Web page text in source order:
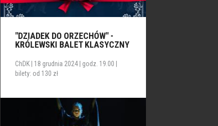
"DZIADEK DO ORZECHÓW" -
KRÓLEWSKI BALET KLASYCZNY
ChDK | 18 grudnia 2024 | godz. 19.00 |
bilety: od 130 zł